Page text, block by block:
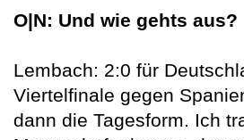
O|N: Und wie gehts aus?
Lembach: 2:0 für
Viertelfinale gegen
dann die Tagesform. Ich